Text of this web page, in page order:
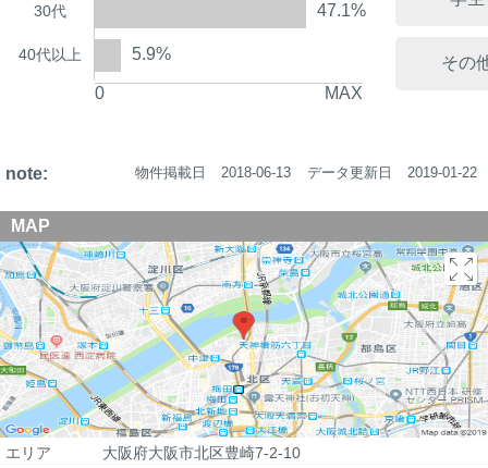
30代 47.1%
40代以上 5.9%
0 MAX
その
note: データ更新日 2019-01-22
物件掲載日 2018-06-13
MAP
エリア
大阪府大阪市北区豊崎7-2-10